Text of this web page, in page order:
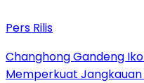
Pers Rilis
Changhong Gandeng
Memperkuat Jangkauan